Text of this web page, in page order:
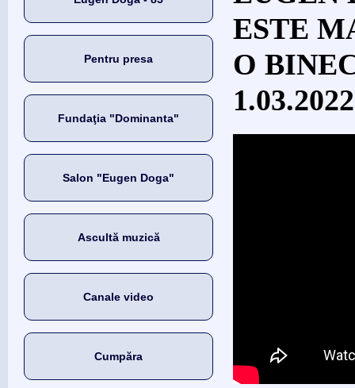
Pentru presa
Fundaţia "Dominanta"
Salon "Eugen Doga"
Ascultă muzică
Canale video
Cumpăra
ESTE
O
1.03.2022